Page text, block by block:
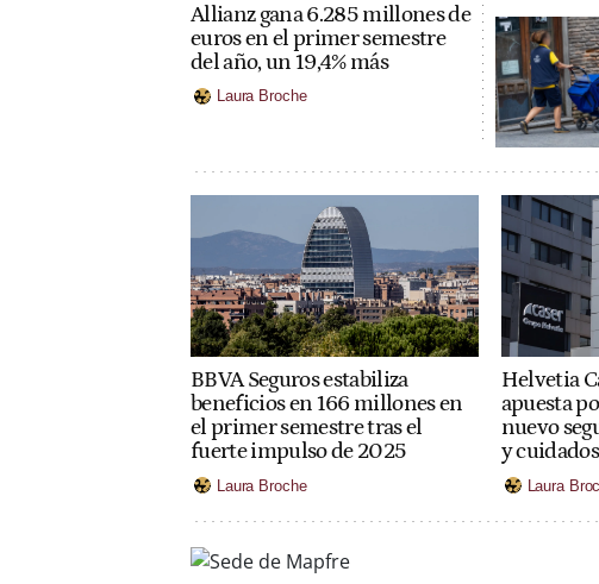
Allianz gana 6.285 millones de
euros en el primer semestre
del año, un 19,4% más
Laura Broche
BBVA Seguros estabiliza
beneficios en 166 millones en
el primer semestre tras el
fuerte impulso de 2025
Laura Broche
Helvetia
apuesta
nuevo
y
Laura